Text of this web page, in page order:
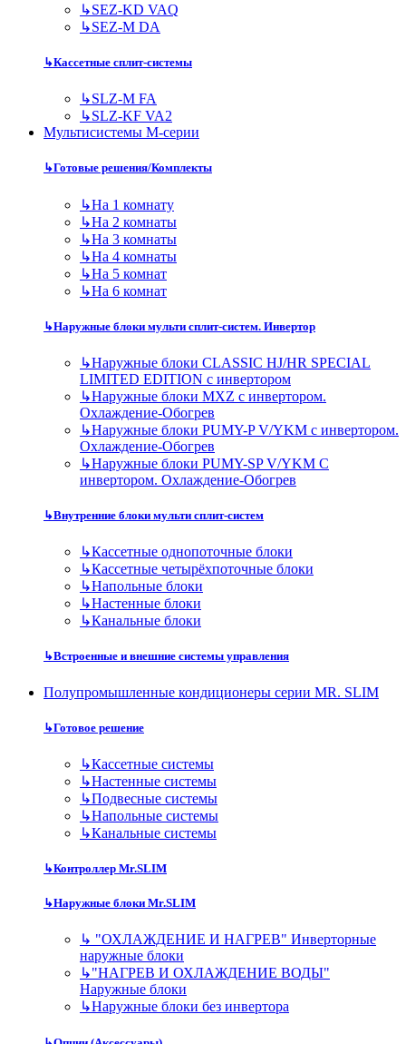
↳SEZ-KD VAQ
↳SEZ-M DA
↳Кассетные сплит-системы
↳SLZ-M FA
↳SLZ-KF VA2
Мультисистемы M-серии
↳Готовые решения/Комплекты
↳На 1 комнату
↳На 2 комнаты
↳На 3 комнаты
↳На 4 комнаты
↳На 5 комнат
↳На 6 комнат
↳Наружные блоки мульти сплит-систем. Инвертор
↳Наружные блоки CLASSIC HJ/HR SPECIAL
LIMITED EDITION с инвертором
↳Наружные блоки MXZ с инвертором.
Охлаждение-Обогрев
↳Наружные блоки PUMY-P V/YKM с инвертором.
Охлаждение-Обогрев
↳Наружные блоки PUMY-SP V/YKM С
инвертором. Охлаждение-Обогрев
↳Внутренние блоки мульти сплит-систем
↳Кассетные однопоточные блоки
↳Кассетные четырёхпоточные блоки
↳Напольные блоки
↳Настенные блоки
↳Канальные блоки
↳Встроенные и внешние системы управления
Полупромышленные кондиционеры серии MR. SLIM
↳Готовое решение
↳Кассетные системы
↳Настенные системы
↳Подвесные системы
↳Напольные системы
↳Канальные системы
↳Контроллер Mr.SLIM
↳Наружные блоки Mr.SLIM
↳ "ОХЛАЖДЕНИЕ И НАГРЕВ" Инверторные
наружные блоки
↳"НАГРЕВ И ОХЛАЖДЕНИЕ ВОДЫ"
Наружные блоки
↳Наружные блоки без инвертора